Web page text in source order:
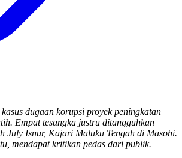
dugaan korupsi proyek peningkatan
Empat tesangka justru ditangguhkan
July Isnur, Kajari Maluku Tengah di Masohi.
mendapat kritikan pedas dari publik.